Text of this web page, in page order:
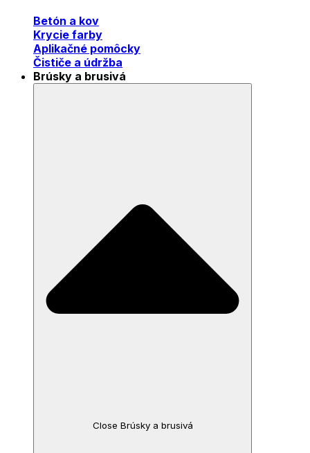
Betón a kov
Krycie farby
Aplikačné pomôcky
Čističe a údržba
Brúsky a brusivá
Close Brúsky a brusivá